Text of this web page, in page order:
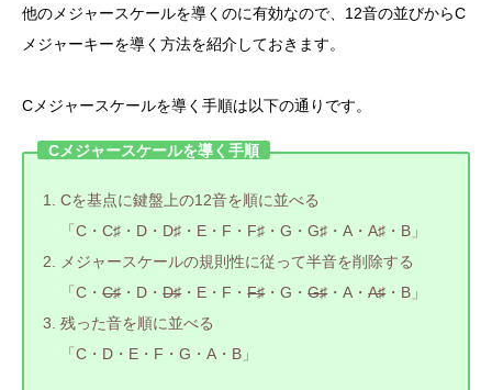
他のメジャースケールを導くのに有効なので、12音の並びからC
メジャーキーを導く方法を紹介しておきます。
Cメジャースケールを導く手順は以下の通りです。
Cメジャースケールを導く手順
Cを基点に鍵盤上の12音を順に並べる
「C・C♯・D・D♯・E・F・F♯・G・G♯・A・A♯・B」
メジャースケールの規則性に従って半音を削除する
「C・C♯・D・D♯・E・F・F♯・G・G♯・A・A♯・B」
残った音を順に並べる
「C・D・E・F・G・A・B」